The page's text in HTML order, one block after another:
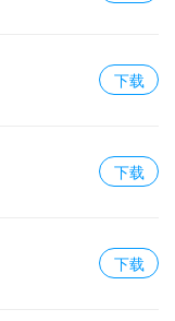
下载
下载
下载